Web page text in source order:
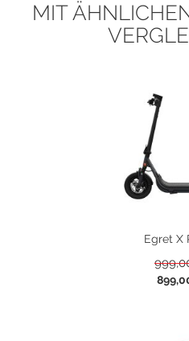
MIT
Egret X